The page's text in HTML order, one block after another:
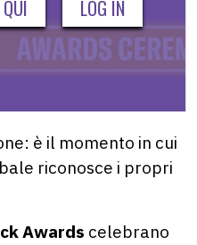
LOG IN
è il momento in cui
riconosce i propri
Awards celebrano